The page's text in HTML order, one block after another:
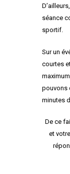
séance
sportif.
Sur un
courtes
pouvons
minutes
De ce
et